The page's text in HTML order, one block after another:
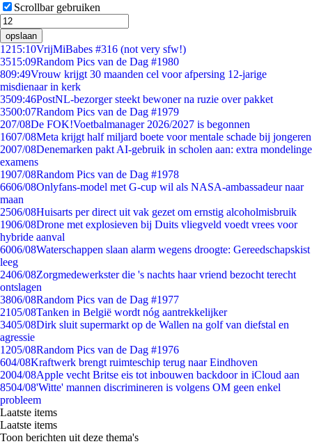
Scrollbar gebruiken
opslaan
1215:10VrijMiBabes #316 (not very sfw!)
3515:09Random Pics van de Dag #1980
809:49Vrouw krijgt 30 maanden cel voor afpersing 12-jarige
misdienaar in kerk
3509:46PostNL-bezorger steekt bewoner na ruzie over pakket
3500:07Random Pics van de Dag #1979
207/08De FOK!Voetbalmanager 2026/2027 is begonnen
1607/08Meta krijgt half miljard boete voor mentale schade bij jongeren
2007/08Denemarken pakt AI-gebruik in scholen aan: extra mondelinge
examens
1907/08Random Pics van de Dag #1978
6606/08Onlyfans-model met G-cup wil als NASA-ambassadeur naar
maan
2506/08Huisarts per direct uit vak gezet om ernstig alcoholmisbruik
1906/08Drone met explosieven bij Duits vliegveld voedt vrees voor
hybride aanval
6006/08Waterschappen slaan alarm wegens droogte: Gereedschapskist
leeg
2406/08Zorgmedewerkster die 's nachts haar vriend bezocht terecht
ontslagen
3806/08Random Pics van de Dag #1977
2105/08Tanken in België wordt nóg aantrekkelijker
3405/08Dirk sluit supermarkt op de Wallen na golf van diefstal en
agressie
1205/08Random Pics van de Dag #1976
604/08Kraftwerk brengt ruimteschip terug naar Eindhoven
2004/08Apple vecht Britse eis tot inbouwen backdoor in iCloud aan
8504/08'Witte' mannen discrimineren is volgens OM geen enkel
probleem
Laatste items
Laatste items
Toon berichten uit deze thema's